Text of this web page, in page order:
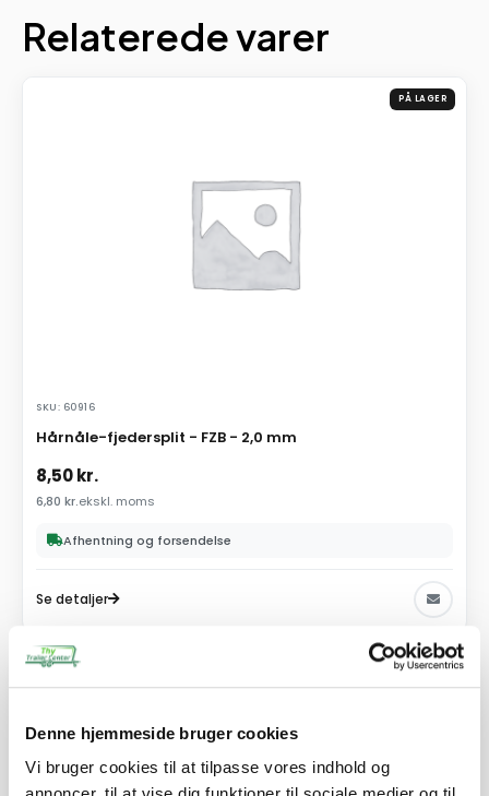
Denne hjemmeside bruger cookies
Vi bruger cookies til at tilpasse vores indhold og
Relaterede varer
PÅ LAGER
SKU: 60916
Hårnåle-fjedersplit - FZB - 2,0 mm
8,50kr.
6,80 kr.ekskl. moms
Afhentning og forsendelse
Se detaljer
PÅ LAGER